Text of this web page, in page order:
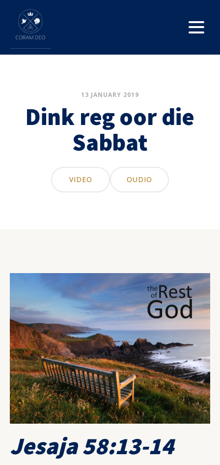
13 JANUARY 2019
Dink reg oor die
Sabbat
VIDEO OUDIO
Jesaja 58:13-14